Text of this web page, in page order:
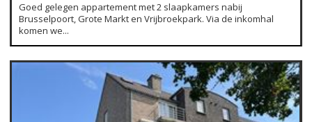
Goed gelegen appartement met 2 slaapkamers nabij
Brusselpoort, Grote Markt en Vrijbroekpark. Via de inkomhal
komen we...